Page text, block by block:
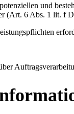
und
(Art. 6 Abs. 1 lit. f